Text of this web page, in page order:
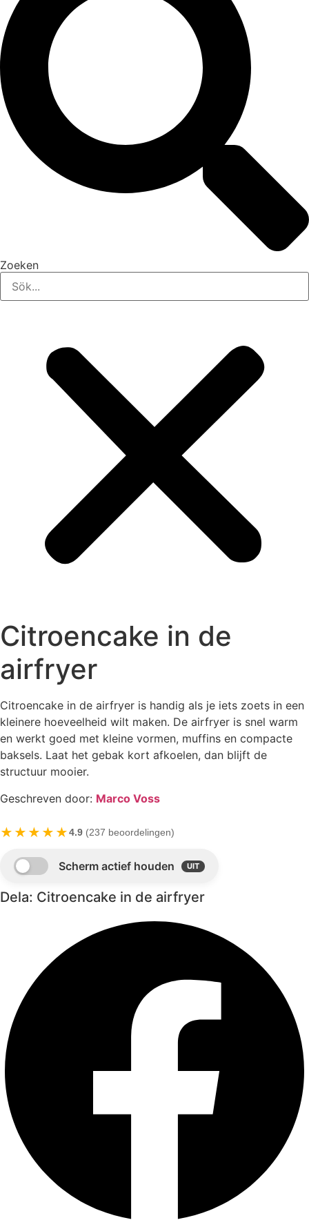
Zoeken
Citroencake in de
airfryer
Citroencake in de airfryer is handig als je iets zoets in een
kleinere hoeveelheid wilt maken. De airfryer is snel warm
en werkt goed met kleine vormen, muffins en compacte
baksels. Laat het gebak kort afkoelen, dan blijft de
structuur mooier.
Geschreven door: Marco Voss
★★★★★4.9 (237 beoordelingen)
Dela: Citroencake in de airfryer